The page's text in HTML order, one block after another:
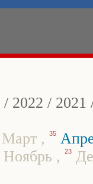
/ 2022 / 2021
Март , 35
Ноябрь , 23